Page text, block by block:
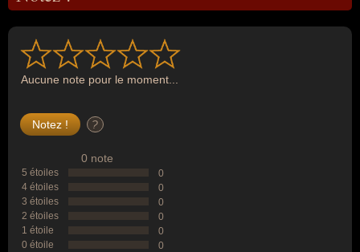
Aucune note pour le moment...
?
0 note
5 étoiles
0
4 étoiles
0
3 étoiles
0
2 étoiles
0
1 étoile
0
0 étoile
0